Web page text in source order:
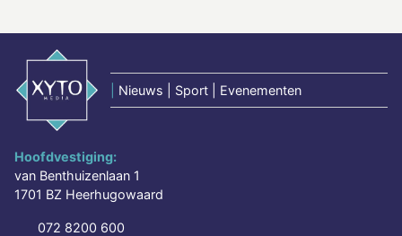
Nieuws | Sport | Evenementen
Hoofdvestiging:
van Benthuizenlaan 1
1701 BZ Heerhugowaard
072 8200 600